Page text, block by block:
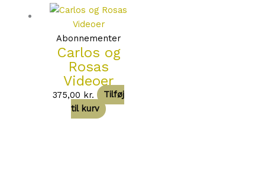
Abonnementer
Carlos og
Rosas
Videoer
375,00 kr.
Tilføj
til kurv